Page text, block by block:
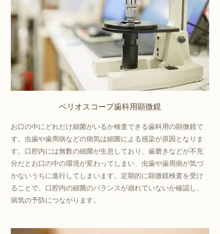
ペリオスコープ歯科用顕微鏡
お口の中にどれだけ細菌がいるか検査できる歯科用の顕微鏡で
す。虫歯や歯周病などの病気は細菌による感染が原因となりま
す。口腔内には無数の細菌が生息しており、歯磨きなどが不充
分だとお口の中の環境が変わってしまい、虫歯や歯周病が気づ
かないうちに進行してしまいます。定期的に顕微鏡検査を受け
ることで、口腔内の細菌のバランスが崩れていないか確認し、
病気の予防につながります。